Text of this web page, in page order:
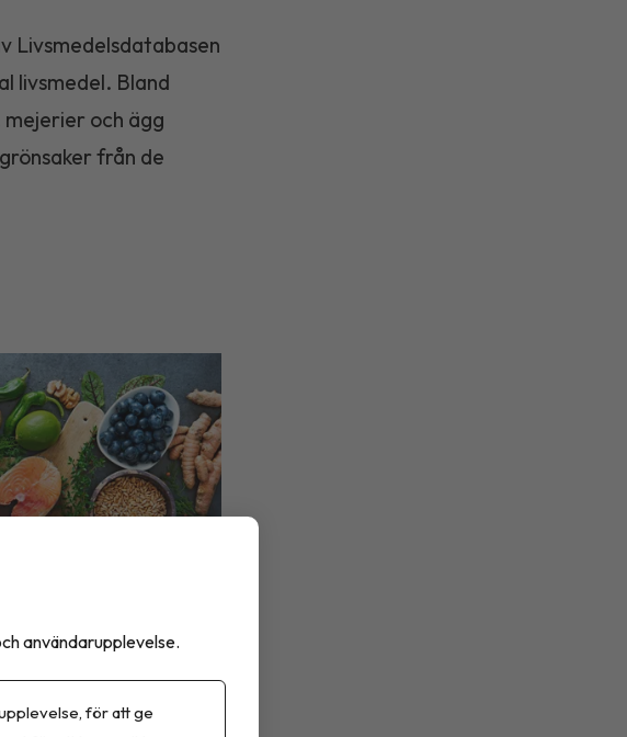
Livsmedelsdatabasen
livsmedel. Bland
och ägg
från de
användarupplevelse.
för att ge